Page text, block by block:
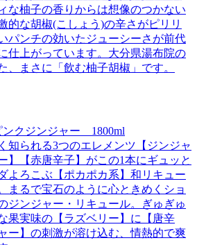
な柚子の香りからは想像のつかない
的な胡椒(こしょう)の辛さがピリリ
パンチの効いたジューシーさが前代
仕上がっています。大分県湯布院の
、まさに「飲む柚子胡椒」です。
クジンジャー 1800ml
知られる3つのエレメンツ【ジンジャ
】【赤唐辛子】がこの1本にギュッと
よろこぶ【ポカポカ系】和リキュー
まるで宝石のように心ときめくショ
ジンジャー・リキュール。ぎゅぎゅ
果実味の【ラズベリー】に【唐辛
ー】の刺激が溶け込む、情熱的で爽